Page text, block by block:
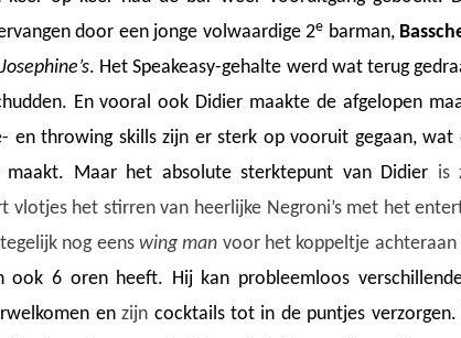
door een jonge volwaardige 2e barman,
Josephine’s. Het Speakeasy-gehalte werd wat terug
En vooral ook Didier maakte de afgelopen
en throwing skills zijn er sterk op vooruit gegaan,
maakt. Maar het absolute sterktepunt van Didier is
vlotjes het stirren van heerlijke Negroni’s met het
nog eenswing man voor het koppeltje achteraan
ook 6 oren heeft. Hij kan probleemloos
enzijn cocktails tot in de puntjes